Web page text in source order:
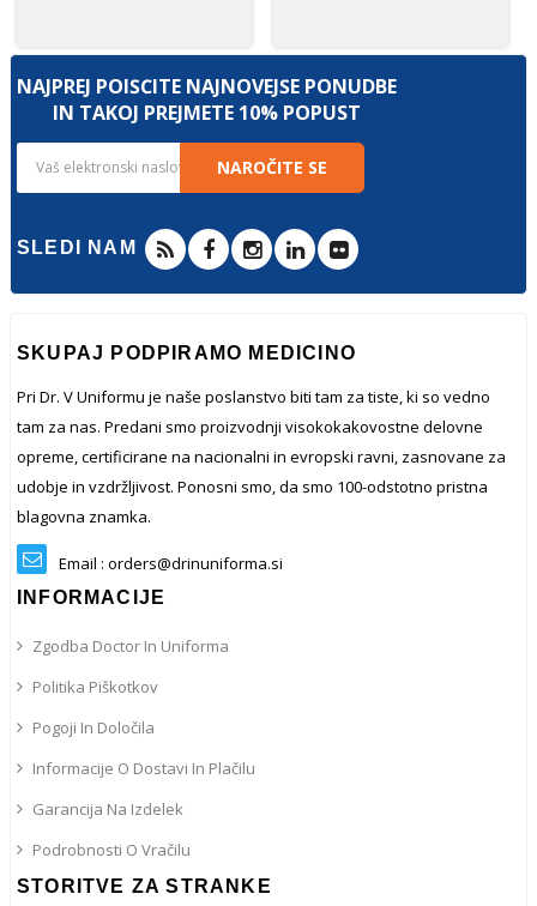
NAJPREJ POIŠČITE NAJNOVEJŠE PONUDBE
IN TAKOJ PREJMETE 10% POPUST
NAROČITE SE
SLEDI NAM
SKUPAJ PODPIRAMO MEDICINO
Pri Dr. V Uniformu je naše poslanstvo biti tam za tiste, ki so vedno
tam za nas. Predani smo proizvodnji visokokakovostne delovne
opreme, certificirane na nacionalni in evropski ravni, zasnovane za
udobje in vzdržljivost. Ponosni smo, da smo 100-odstotno pristna
blagovna znamka.
Email : orders@drinuniforma.si
INFORMACIJE
Zgodba Doctor In Uniforma
Politika Piškotkov
Pogoji In Določila
Informacije O Dostavi In ​​plačilu
Garancija Na Izdelek
Podrobnosti O Vračilu
STORITVE ZA STRANKE